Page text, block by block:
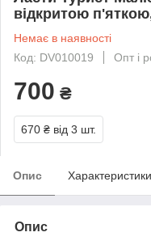
відкритою
Немає в наявності
Код: DV010019
Опт і
700 ₴
670 ₴ від 3 шт.
Опис Характеристики
Опис